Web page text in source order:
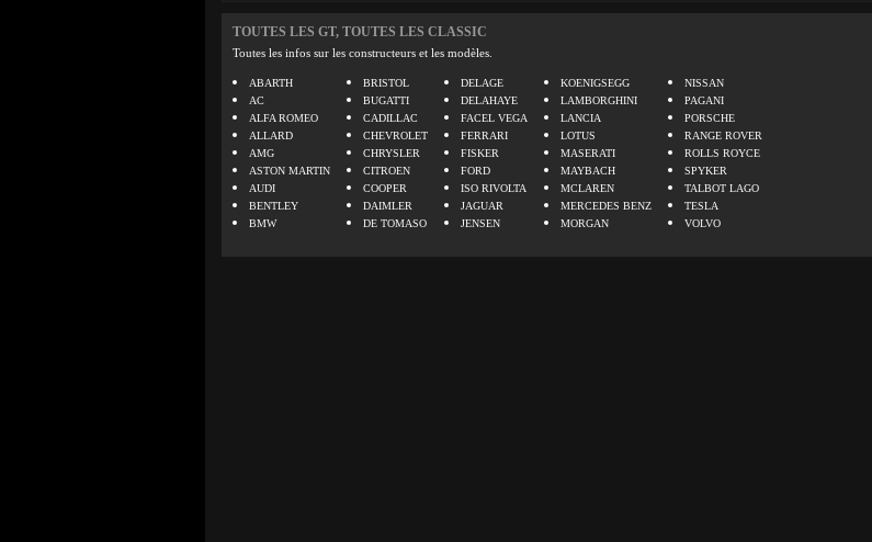
TOUTES LES GT, TOUTES LES CLASSIC
Toutes les infos sur les constructeurs et les modèles.
ABARTH
AC
ALFA ROMEO
ALLARD
AMG
ASTON MARTIN
AUDI
BENTLEY
BMW
BRISTOL
BUGATTI
CADILLAC
CHEVROLET
CHRYSLER
CITROEN
COOPER
DAIMLER
DE TOMASO
DELAGE
DELAHAYE
FACEL VEGA
FERRARI
FISKER
FORD
ISO RIVOLTA
JAGUAR
JENSEN
KOENIGSEGG
LAMBORGHINI
LANCIA
LOTUS
MASERATI
MAYBACH
MCLAREN
MERCEDES BENZ
MORGAN
NISSAN
PAGANI
PORSCHE
RANGE ROVER
ROLLS ROYCE
SPYKER
TALBOT LAGO
TESLA
VOLVO